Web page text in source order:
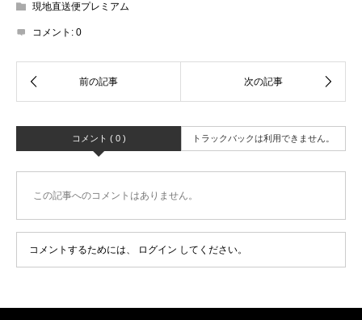
現地直送便プレミアム
コメント: 0
コメント ( 0 ) トラックバックは利用できません。
この記事へのコメントはありません。
コメントするためには、 ログイン してください。